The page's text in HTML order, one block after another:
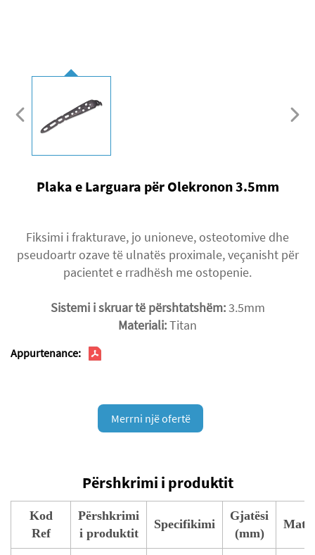
Plaka e Larguara për Olekronon 3.5mm
Fiksimi i frakturave, jo unioneve, osteotomive dhe
pseudoartr ozave të ulnatës proximale, veçanisht për
pacientet e rradhësh me ostopenie.
Sistemi i skruar të përshtatshëm:3.5mm
Materiali:Titan
Appurtenance:
Merrni një ofertë
Përshkrimi i produktit
Kod
Ref
Përshkrimi
i produktit
Specifikimi
Gjatësi
(mm)